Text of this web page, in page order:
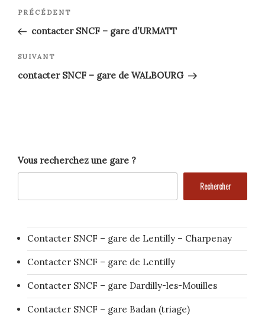
Navigation
de
l’article
Article
précédent
PRÉCÉDENT
contacter SNCF – gare d’URMATT
Article
suivant
SUIVANT
contacter SNCF – gare de WALBOURG
Vous recherchez une gare ?
Rechercher
Contacter SNCF – gare de Lentilly – Charpenay
Contacter SNCF – gare de Lentilly
Contacter SNCF – gare Dardilly-les-Mouilles
Contacter SNCF – gare Badan (triage)